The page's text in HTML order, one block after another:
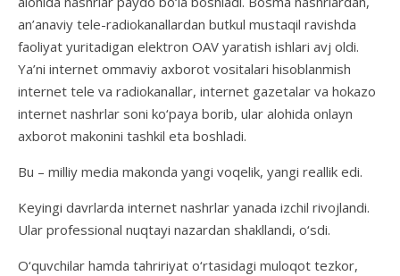
an’anaviy tele-radiokanallardan butkul mustaqil ravishda
faoliyat yuritadigan elektron OAV yaratish ishlari avj oldi.
Ya’ni internet ommaviy axborot vositalari hisoblanmish
internet tele va radiokanallar, internet gazetalar va hokazo
internet nashrlar soni ko‘paya borib, ular alohida onlayn
axborot makonini tashkil eta boshladi.
Bu – milliy media makonda yangi voqelik, yangi reallik edi.
Keyingi davrlarda internet nashrlar yanada izchil rivojlandi.
Ular professional nuqtayi nazardan shakllandi, o‘sdi.
O‘quvchilar hamda tahririyat o‘rtasidagi muloqot tezkor,